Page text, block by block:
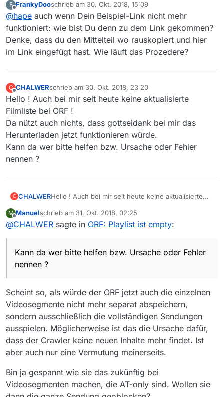
1540159200/2018-10-21_1408_sd_02_Die-Wiener-
Alpe_____13992785__o__5996498665__s14383403_3__ORF
2HD_14084409P_14324318P_Q6A.mp4) kann ich im
Browser eine ORF-Sendung abspielen. Unterschied: statt
https://apasfils… https://varorfvod …
F
Offline
FrankyDooschrieb am 30. Okt. 2018, 15:09
zuletzt editiert von
@hape auch wenn Dein Beispiel-Link nicht mehr
funktioniert: wie bist Du denn zu dem Link gekommen?
Denke, dass du den Mittelteil wo rauskopiert und hier
im Link eingefügt hast. Wie läuft das Prozedere?
C
Offline
CHALWERschrieb am 30. Okt. 2018, 23:20
zuletzt editiert von
Hello ! Auch bei mir seit heute keine aktualisierte
Filmliste bei ORF !
Da nützt auch nichts, dass gottseidank bei mir das
Herunterladen jetzt funktionieren würde.
Kann da wer bitte helfen bzw. Ursache oder Fehler
nennen ?
C CHALWERHello ! Auch bei mir seit heute keine aktualisierte
Da nützt auch nichts, dass gottseidank bei mir das
Herunterladen jetzt funktionieren würde.
M
Offline
Manuelschrieb am 31. Okt. 2018, 02:25
zuletzt editiert von
@CHALWER sagte in ORF: Playlist ist empty:
Kann da wer bitte helfen bzw. Ursache oder Fehler
nennen ?
Scheint so, als würde der ORF jetzt auch die einzelnen
Videosegmente nicht mehr separat abspeichern,
sondern ausschließlich die vollständigen Sendungen
ausspielen. Möglicherweise ist das die Ursache dafür,
dass der Crawler keine neuen Inhalte mehr findet. Ist
aber auch nur eine Vermutung meinerseits.
Bin ja gespannt wie sie das zukünftig bei
Videosegmenten machen, die AT-only sind. Wollen sie